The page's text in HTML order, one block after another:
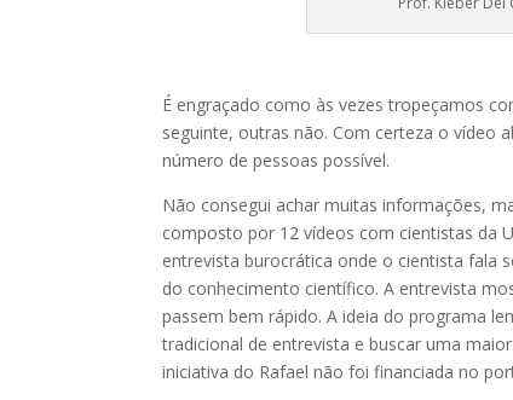
É engraçado como às vezes tropeçamos
seguinte, outras não. Com certeza o vídeo
número de pessoas possível.
Não consegui achar muitas informações,
composto por 12 vídeos com cientistas da
entrevista burocrática onde o cientista fala
do conhecimento científico. A entrevista
passem bem rápido. A ideia do programa
tradicional de entrevista e buscar uma
iniciativa do Rafael não foi financiada no